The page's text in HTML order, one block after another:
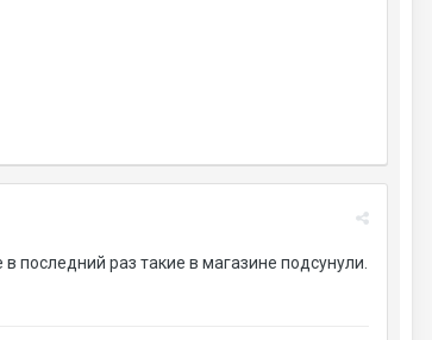
последний раз такие в магазине подсунули.